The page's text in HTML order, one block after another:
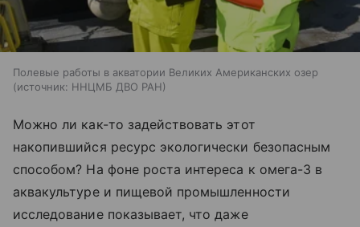
Полевые работы в акватории Великих Американских озер
источник: ННЦМБ ДВО РАН
Можно ли как-то задействовать этот
накопившийся ресурс экологически безопасным
способом? На фоне роста интереса к омега-3 в
аквакультуре и пищевой промышленности
исследование показывает, что даже